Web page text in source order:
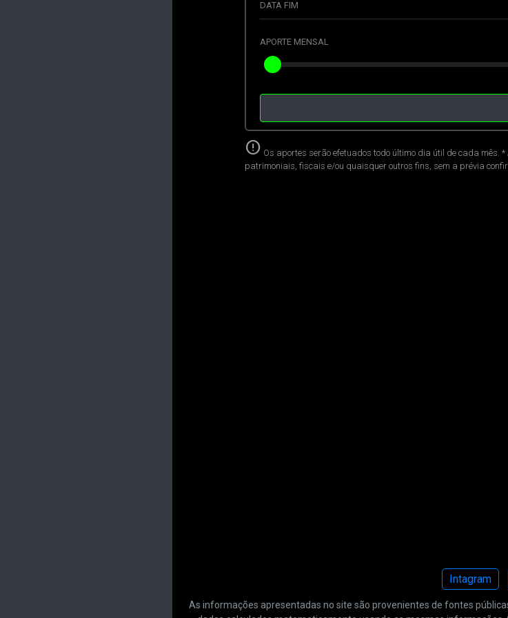
DATA FIM
APORTE MENSAL
error Os aportes serão efetuados todo último dia útil de cada
patrimoniais, fiscais e/ou quaisquer outros fins, sem a prévia
Intagram
As informações apresentadas no site são provenientes de fontes